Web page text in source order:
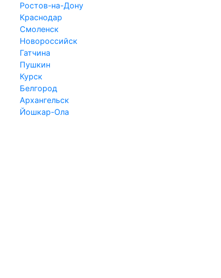
Ростов-на-Дону
Краснодар
Смоленск
Новороссийск
Гатчина
Пушкин
Курск
Белгород
Архангельск
Йошкар-Ола